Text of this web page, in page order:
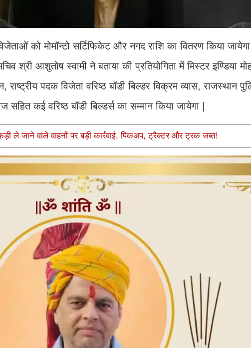
को मोमॉन्टो सर्टिफिकेट और नगद राशि का वितरण किया जायेगा
श्री आशुतोष स्वामी ने बताया की प्रतियोगिता में मिस्टर इण्डिया
पदक विजेता वरिष्ठ बॉडी बिल्डर विक्रम व्यास, राजस्थान
सहित कई वरिष्ठ बॉडी बिल्डर्स का सम्मान किया जायेगा |
ले जाने वाले वाहनों पर बड़ी कार्रवाई, पिकअप, ट्रैक्टर और ट्रक जब्त!